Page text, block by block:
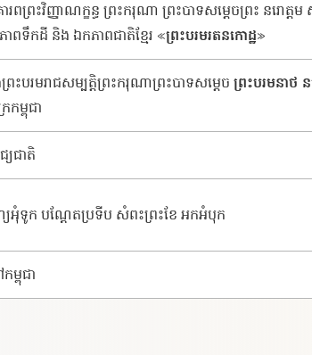
ោរព​ព្រះ​វិញ្ញាណក្ខន្ធ​ ​ព្រះករុណា​ ​ព្រះបាទ​សម្ដេច​ព្រះ​ ​នរោត្ត
ពទឹកដី​ ​និង​ ​ឯកភាពជាតិ​ខ្មែរ​ «​ព្រះ​បរម​រត​ន​កោដ្ឋ»
រះ​បរម​រាជ​សម្បត្ដិ​ព្រះករុណា​ព្រះបាទ​សម្ដេច​ ព្រះ​បរមនាថ​
កម្ពុជា
ជាតិ
អុំទូក បណ្ដែតប្រទីប សំពះព្រះខែ អកអំបុក
ម្ពុជា